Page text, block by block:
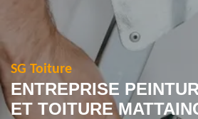
SG Toiture
ENTREPRISE
ET TOITURE